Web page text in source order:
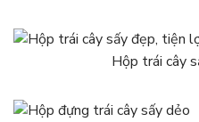
Hộp trái cây